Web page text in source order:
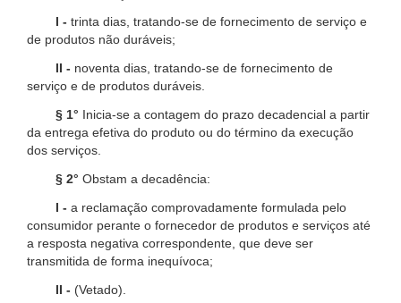
I - trinta dias, tratando-se de fornecimento de serviço e
de produtos não duráveis;
II - noventa dias, tratando-se de fornecimento de
serviço e de produtos duráveis.
§ 1° Inicia-se a contagem do prazo decadencial a partir
da entrega efetiva do produto ou do término da execução
dos serviços.
§ 2° Obstam a decadência:
I - a reclamação comprovadamente formulada pelo
consumidor perante o fornecedor de produtos e serviços até
a resposta negativa correspondente, que deve ser
transmitida de forma inequívoca;
II - (Vetado).